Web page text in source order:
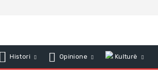
Histori Opinione Kulturë